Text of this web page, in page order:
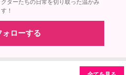
ターたちの日常を切り取った温かみ
！
ォローする